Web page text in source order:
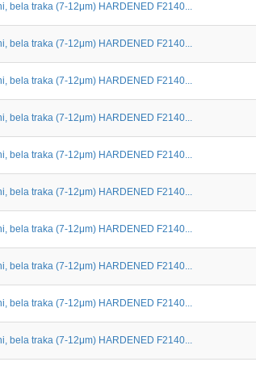
bela traka (7-12μm) HARDENED F2140...
bela traka (7-12μm) HARDENED F2140...
bela traka (7-12μm) HARDENED F2140...
bela traka (7-12μm) HARDENED F2140...
bela traka (7-12μm) HARDENED F2140...
bela traka (7-12μm) HARDENED F2140...
bela traka (7-12μm) HARDENED F2140...
bela traka (7-12μm) HARDENED F2140...
bela traka (7-12μm) HARDENED F2140...
bela traka (7-12μm) HARDENED F2140...